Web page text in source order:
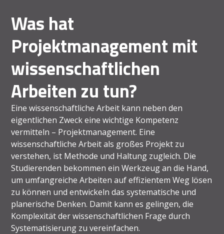
Was hat
Projektmanagement mit
wissenschaftlichen
Arbeiten zu tun?
Eine wissenschaftliche Arbeit kann neben den
eigentlichen Zweck eine wichtige Kompetenz
vermitteln – Projektmanagement. Eine
wissenschaftliche Arbeit als großes Projekt zu
verstehen, ist Methode und Haltung zugleich. Die
Studierenden bekommen ein Werkzeug an die Hand,
um umfangreiche Arbeiten auf effizientem Weg lösen
zu können und entwickeln das systematische und
planerische Denken. Damit kann es gelingen, die
Komplexität der wissenschaftlichen Frage durch
Systematisierung zu vereinfachen.